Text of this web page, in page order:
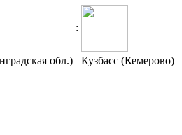
:
обл.) Кузбасс (Кемерово)